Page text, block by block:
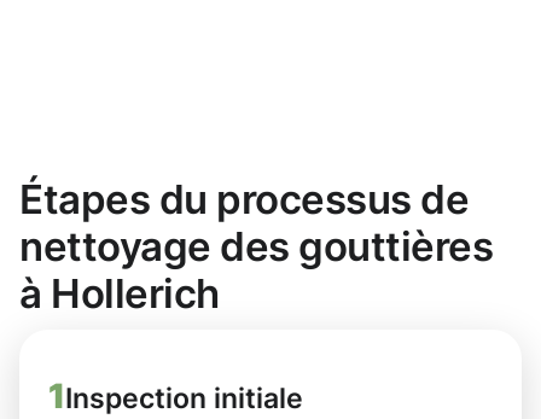
Étapes du processus de
nettoyage des gouttières
à Hollerich
1Inspection initiale